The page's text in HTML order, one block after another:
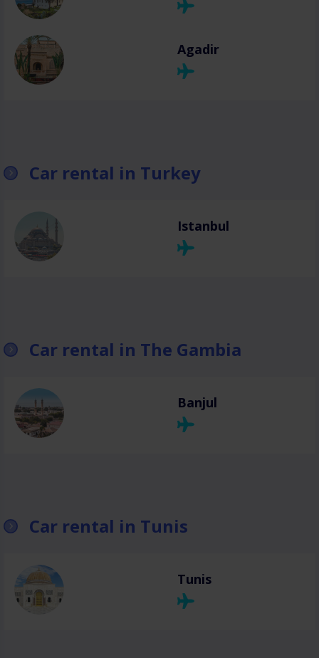
Agadir
Car rental in Turkey
Istanbul
Car rental in The Gambia
Banjul
Car rental in Tunis
Tunis